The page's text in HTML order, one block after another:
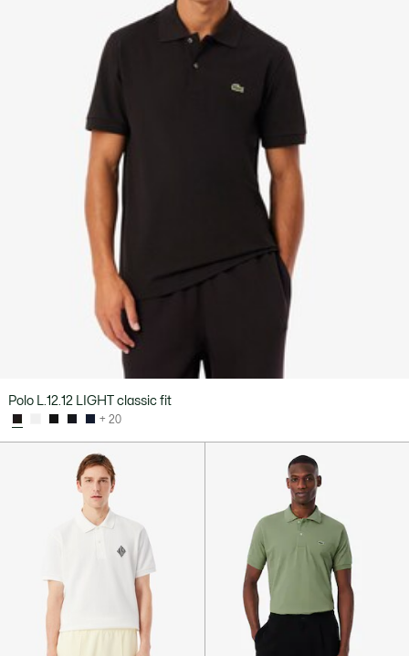
Polo L.12.12 LIGHT classic fit
+ 20